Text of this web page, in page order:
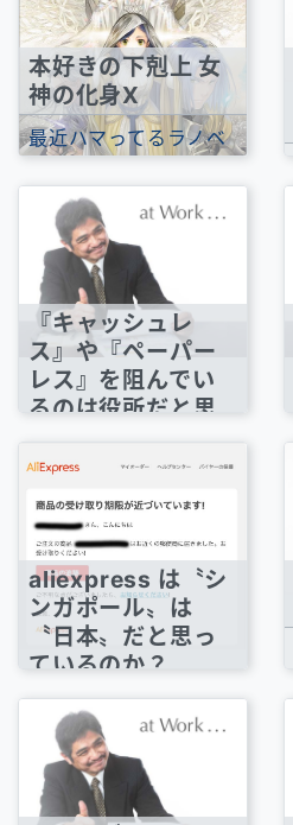
本好きの下剋上 女
神の化身X
最近ハマってるラノベ
12月に出る新刊の表紙
絵が公開されて...
『キャッシュレ
ス』や『ペーパー
レス』を阻んでい
るのは役所だと思
う
給付金だの、補助金だ
の、手続きを行うため
にはいろんな書類が必
要なのですけど、...
aliexpress は〝シ
ンガポール〟は
〝日本〟だと思っ
ているのか？
aliexpress からこんな
メールが届いた。 『近
くの郵便局に届きまし
た』とか書い...